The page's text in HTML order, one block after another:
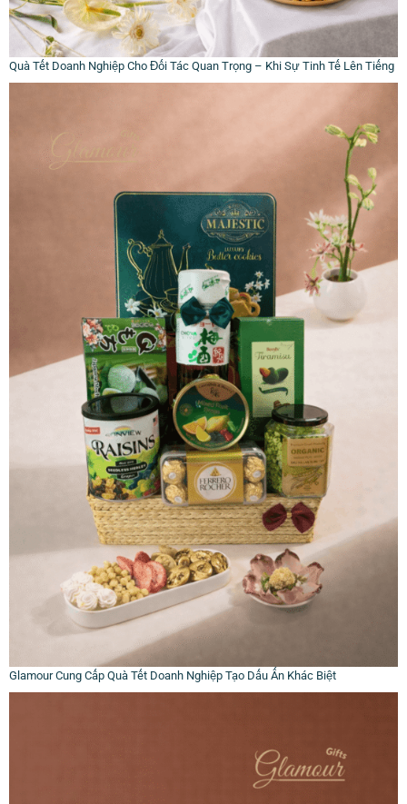
Quà Tết Doanh Nghiệp Cho Đối Tác Quan Trọng – Khi Sự Tinh Tế Lên Tiếng
Glamour Cung Cấp Quà Tết Doanh Nghiệp Tạo Dấu Ấn Khác Biệt